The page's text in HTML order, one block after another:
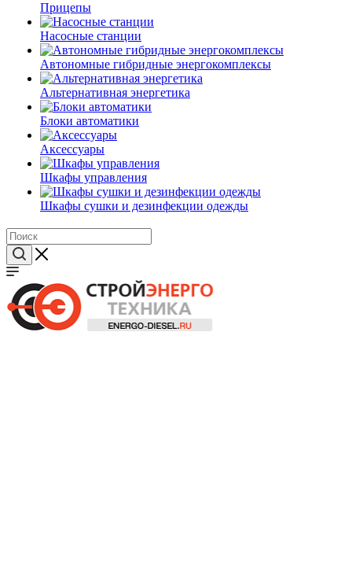
Прицепы
Насосные станции
Автономные гибридные энергокомплексы
Альтернативная энергетика
Блоки автоматики
Аксессуары
Шкафы управления
Шкафы сушки и дезинфекции одежды